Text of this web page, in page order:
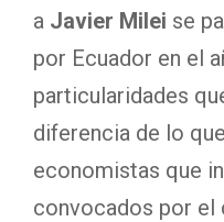
a Javier Milei se
por Ecuador en el
particularidades
diferencia de lo
economistas que
convocados por el